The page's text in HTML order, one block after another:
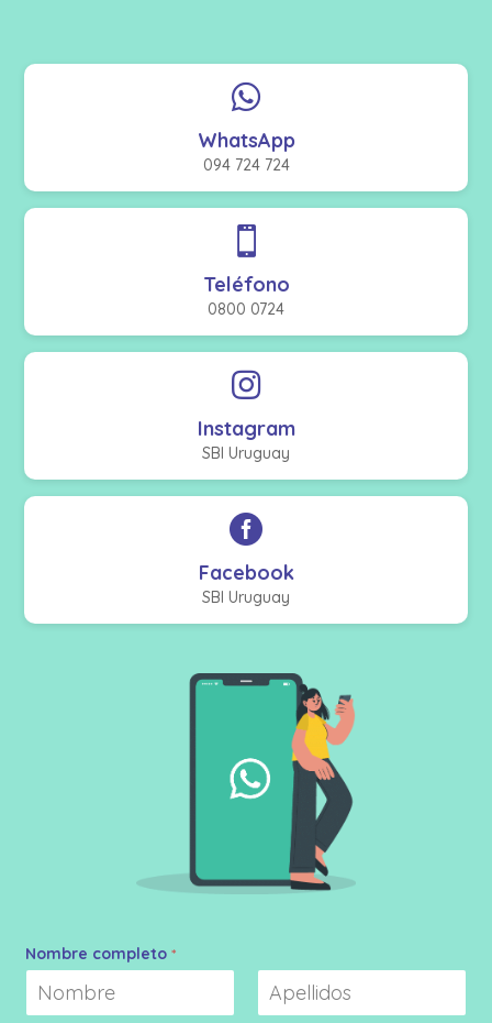

WhatsApp
094 724 724

Teléfono
0800 0724

Instagram
SBI Uruguay

Facebook
SBI Uruguay
Nombre completo*